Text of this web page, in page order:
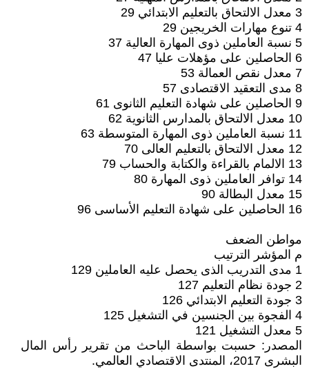
3 معدل الالتحاق بالتعليم الابتدائي 29
4 تنوع مهارات الخريجين 29
5 نسبة العاملين ذوى المهارة العالية 37
6 الحاصلين على مؤهلات عليا 47
7 معدل نقص العمالة 53
8 مدى التعقيد الاقتصادى 57
9 الحاصلين على شهادة التعليم الثانوى 61
10 معدل الالتحاق بالمدارس الثانوية 62
11 نسبة العاملين ذوى المهارة المتوسطة 63
12 معدل الالتحاق بالتعليم العالى 70
13 الالمام بالقراءة والكتابة والحساب 79
14 توافر العاملين ذوى المهارة 80
15 معدل البطالة 90
16 الحاصلين على شهادة التعليم الأساسى 96
مواطن الضعف
م المؤشر الترتيب
1 مدى التدريب الذى يحصل عليه العاملين 129
2 جودة نظام التعليم 127
3 جودة التعليم الابتدائي 126
4 الفجوة بين الجنسين في التشغيل 125
5 معدل التشغيل 121
المصدر: حسبت بواسطة الباحث من تقرير رأس المال
البشرى 2017، المنتدى الاقتصادي العالمي.